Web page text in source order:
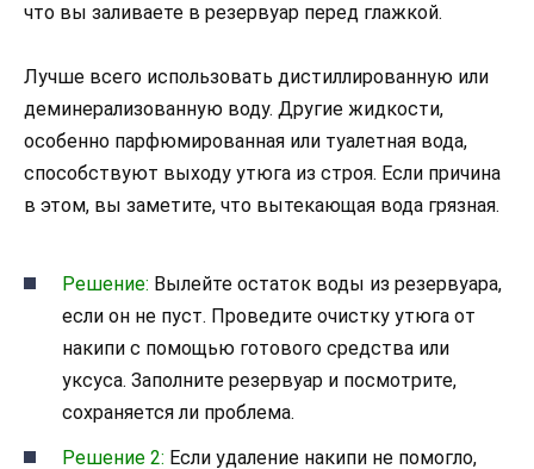
что вы заливаете в резервуар перед глажкой.
Лучше всего использовать дистиллированную или
деминерализованную воду. Другие жидкости,
особенно парфюмированная или туалетная вода,
способствуют выходу утюга из строя. Если причина
в этом, вы заметите, что вытекающая вода грязная.
Решение: Вылейте остаток воды из резервуара,
если он не пуст. Проведите очистку утюга от
накипи с помощью готового средства или
уксуса. Заполните резервуар и посмотрите,
сохраняется ли проблема.
Решение 2: Если удаление накипи не помогло,